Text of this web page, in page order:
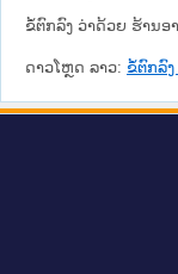
ຂໍ້ຕົກລົງ ວ່າດ້ວຍ ຮ້ານອ
ດາວໂຫຼດ ລາວ: ຂໍ້ຕົກລົ